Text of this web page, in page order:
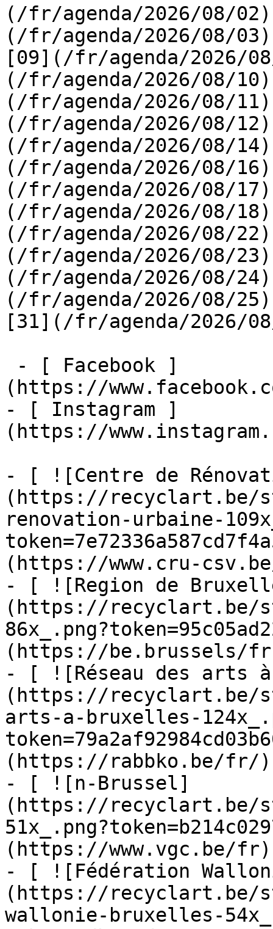
(/fr/agenda/2026/08/
(/fr/agenda/2026/08/
[09](/fr/agenda/2026/
(/fr/agenda/2026/08/
(/fr/agenda/2026/08/
(/fr/agenda/2026/08/
(/fr/agenda/2026/08/
(/fr/agenda/2026/08/
(/fr/agenda/2026/08/
(/fr/agenda/2026/08/
(/fr/agenda/2026/08/
(/fr/agenda/2026/08/
(/fr/agenda/2026/08/
(/fr/agenda/2026/08/
[31](/fr/agenda/
(https://
- [ Instagram ]
(https://
- [ ![Centre de
(https://recyclart.be/
renovation-urbaine-
(https://www.cru-
- [ ![Region de
(https://recyclart.be/
(https://be.brussels/
- [ ![Réseau des arts
(https://recyclart.be/
arts-a-bruxelles-
(https://rabbko.be/fr/)
- [ ![n-Brussel]
(https://recyclart.be/
(https://www.vgc.be/fr)
- [ ![Fédération
(https://recyclart.be/
wallonie-bruxelles-